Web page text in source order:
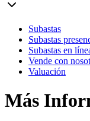
Subastas
Subastas
Subastas en
Vende con
Valuación
Más